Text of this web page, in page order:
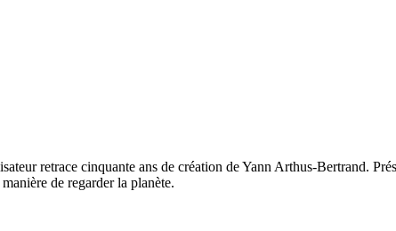
retrace cinquante ans de création de Yann Arthus-Bertrand.
de regarder la planète.